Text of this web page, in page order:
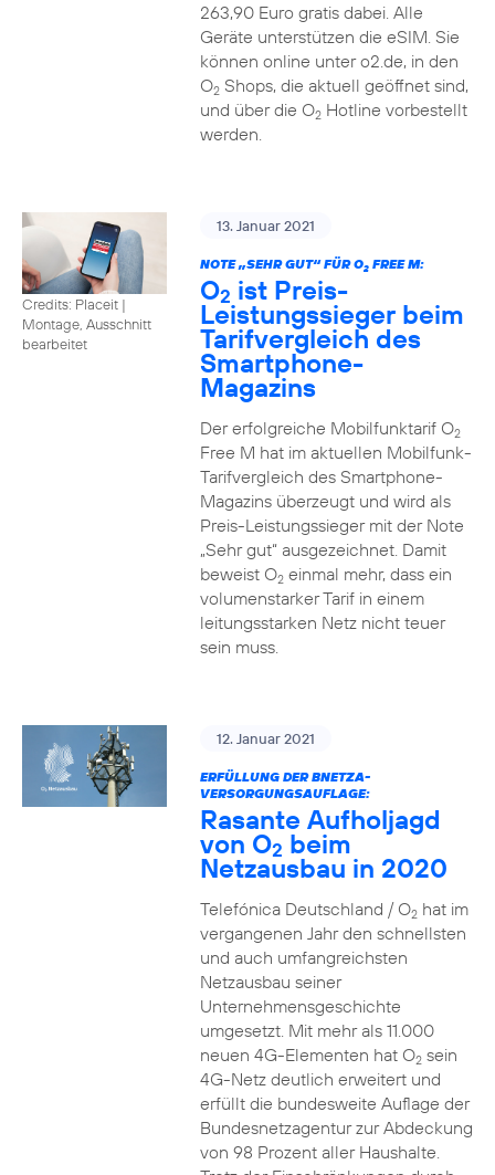
263,90 Euro gratis dabei. Alle
Geräte unterstützen die eSIM. Sie
können online unter o2.de, in den
O2Shops, die aktuell geöffnet sind,
und über die O2Hotline vorbestellt
werden.
Credits: Placeit |
Montage, Ausschnitt
bearbeitet
13. Januar 2021
NOTE „SEHR GUT“ FÜR O2FREE M:
O2 ist Preis-
Leistungssieger beim
Tarifvergleich des
Smartphone-
Magazins
Der erfolgreiche Mobilfunktarif O2
Free M hat im aktuellen Mobilfunk-
Tarifvergleich des Smartphone-
Magazins überzeugt und wird als
Preis-Leistungssieger mit der Note
„Sehr gut“ ausgezeichnet. Damit
beweist O2einmal mehr, dass ein
volumenstarker Tarif in einem
leitungsstarken Netz nicht teuer
sein muss.
12. Januar 2021
ERFÜLLUNG DER BNETZA-
VERSORGUNGSAUFLAGE:
Rasante Aufholjagd
von O2 beim
Netzausbau in 2020
Telefónica Deutschland / O2hat im
vergangenen Jahr den schnellsten
und auch umfangreichsten
Netzausbau seiner
Unternehmensgeschichte
umgesetzt. Mit mehr als 11.000
neuen 4G-Elementen hat O2sein
4G-Netz deutlich erweitert und
erfüllt die bundesweite Auflage der
Bundesnetzagentur zur Abdeckung
von 98 Prozent aller Haushalte.